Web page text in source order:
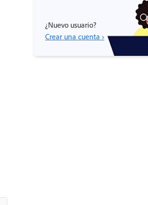
¿Nuevo usuario?
Crear una cuenta ›